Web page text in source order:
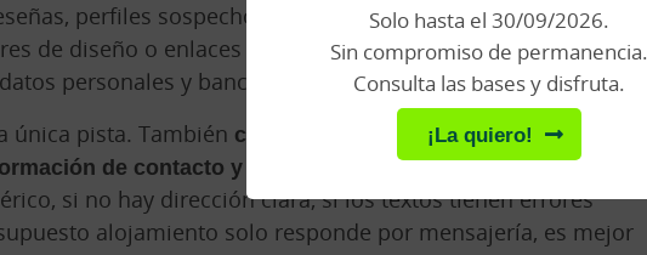
perfiles sospechosos, solicitudes de pago fuera de la
de diseño o enlaces externos que llevan a formularios
personales y bancarios.
única pista. También conviene fijarse en la redacción, las
de contacto y las condiciones de cancelación.
si no hay dirección clara, si los textos tienen errores
alojamiento solo responde por mensajería, es mejor
Solo hasta el 30/09/2026.
Sin compromiso de permanencia.
Consulta las bases y disfruta.
¡La quiero!